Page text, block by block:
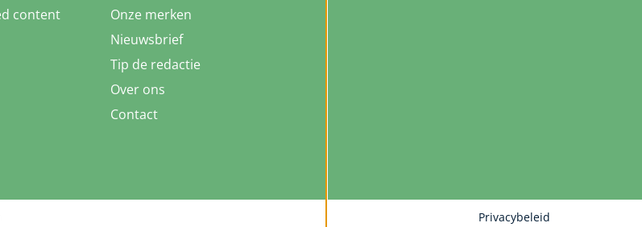
content
Onze merken
Nieuwsbrief
Tip de redactie
Over ons
Contact
Privacybeleid